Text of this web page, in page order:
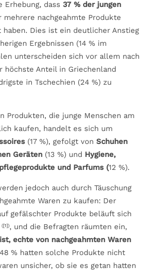
Erhebung, dass 37 % der jungen
mehrere nachgeahmte Produkte
haben. Dies ist ein deutlicher Anstieg
Ergebnissen (14 % im
unterscheiden sich vor allem nach
höchste Anteil in Griechenland
in Tschechien (24 %) zu
Produkten, die junge Menschen am
kaufen, handelt es sich um
(17 %), gefolgt von Schuhen
Geräten (13 %) und Hygiene,
und Parfums (12 %).
jedoch auch durch Täuschung
Waren zu kaufen: Der
gefälschter Produkte beläuft sich
([1]), und die Befragten räumten ein,
echte von nachgeahmten Waren
48 % hatten solche Produkte nicht
unsicher, ob sie es getan hatten